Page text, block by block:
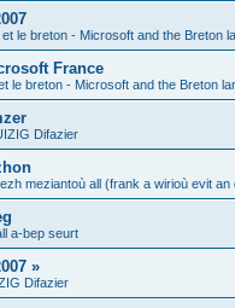
le breton - Microsoft and the Breton
France
le breton - Microsoft and the Breton
Difazier
meziantoù all (frank a wirioù evit
a-bep seurt
»
Difazier